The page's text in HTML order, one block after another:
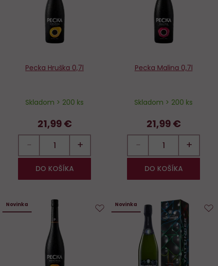
Pecka Hruška 0,7l
Skladom > 200 ks
21,99 €
− +
DO KOŠÍKA
Pecka Malina 0,7l
Skladom > 200 ks
21,99 €
− +
DO KOŠÍKA
Novinka
obľúbených
Novinka